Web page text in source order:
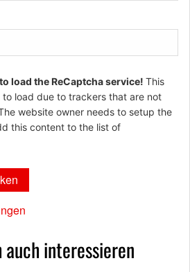
load the ReCaptcha service! This
load due to trackers that are not
website owner needs to setup the
this content to the list of
interessieren